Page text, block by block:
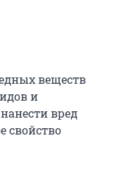
веществ
и
вред
свойство